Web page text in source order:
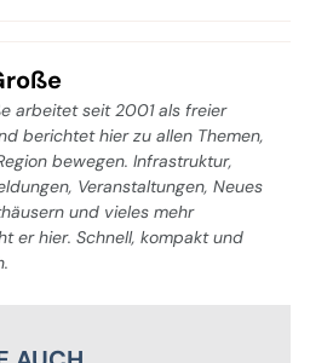
arbeitet seit 2001 als freier
berichtet hier zu allen Themen,
bewegen. Infrastruktur,
Veranstaltungen, Neues
und vieles mehr
er hier. Schnell, kompakt und